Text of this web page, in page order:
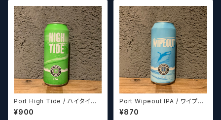
Port High Tide / ハイタイド
【クラフトビールシザーズ】
¥900
Port Wipeout IPA / ワイプア
ウトIPA【クラフトビールシザー
ズ】
¥870